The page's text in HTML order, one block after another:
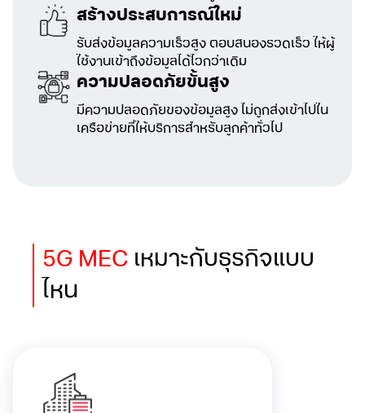
สร้างประสบการณ์ใหม่
รับส่งข้อมูลความเร็วสูง ตอบสนองรวดเร็ว ให้ผู้
ใช้งานเข้าถึงข้อมูลได้ไวกว่าเดิม
ความปลอดภัยขั้นสูง
มีความปลอดภัยของข้อมูลสูง ไม่ถูกส่งเข้าไปใน
เครือข่ายที่ให้บริการสำหรับลูกค้าทั่วไป
5G MECเหมาะกับธุรกิจแบบ
ไหน